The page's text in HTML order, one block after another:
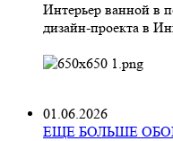
Интерьер ванной в
дизайн‑проекта в
01.06.2026
ЕЩЕ БОЛЬШЕ